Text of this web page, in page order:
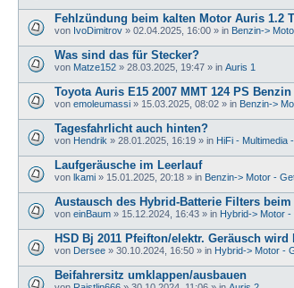
Fehlzündung beim kalten Motor Auris 1.2
von IvoDimitrov » 02.04.2025, 16:00 » in Benzin->
Was sind das für Stecker?
von Matze152 » 28.03.2025, 19:47 » in Auris 1
Toyota Auris E15 2007 MMT 124 PS
von emoleumassi » 15.03.2025, 08:02 » in Benzin->
Tagesfahrlicht auch hinten?
von Hendrik » 28.01.2025, 16:19 » in HiFi - Multimedia
Laufgeräusche im Leerlauf
von lkami » 15.01.2025, 20:18 » in Benzin-> Motor -
Austausch des Hybrid-Batterie Filters
von einBaum » 15.12.2024, 16:43 » in Hybrid-> Motor
HSD Bj 2011 Pfeifton/elektr. Geräusch wird
von Dersee » 30.10.2024, 16:50 » in Hybrid-> Motor -
Beifahrersitz umklappen/ausbauen